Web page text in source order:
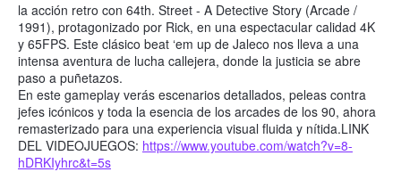
la acción retro con 64th. Street - A Detective Story (Arcade /
1991), protagonizado por Rick, en una espectacular calidad 4K
y 65FPS. Este clásico beat ‘em up de Jaleco nos lleva a una
intensa aventura de lucha callejera, donde la justicia se abre
paso a puñetazos.
En este gameplay verás escenarios detallados, peleas contra
jefes icónicos y toda la esencia de los arcades de los 90, ahora
remasterizado para una experiencia visual fluida y nítida.LINK
DEL VIDEOJUEGOS: https://www.youtube.com/watch?v=8-
hDRKIyhrc&t=5s